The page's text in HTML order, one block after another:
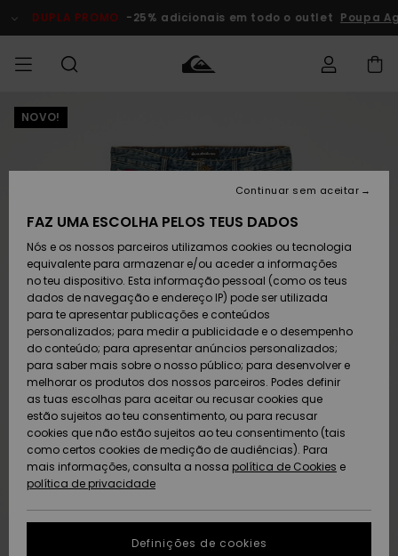
do
DUPLA PROMO -25% adicionais em todo o outlet Poupa
HOMEM
Calçado e
chinelos
Surfe/água
Snow
Artigos
recém-
chegados
Coleções
MENINO
Calçado e
chinelos
Surfe/água
Neve
Artigos
recém-
chegados
Highlights
MULHER
chegados
Highlights
Snow
SURF
Crianças
Highlights
Community
SNOW
Homem
Artigos
Criança
Snow Shop
Feminino
Highlights
Community
DUPLA
PROMO
Criança
Outlet
Mulher
AJUDA
Devoluções
Pagamento
Cartão
presente
Quiksilver
Freedom
Protecção de
dados
Guia de
tamanhos
SUSTAINABILITY
NOVO!
FAZ UMA ESCOLHA PELOS TEUS DADOS
Nós e os nossos parceiros utilizamos cookies ou tecnologia
equivalente para armazenar e/ou aceder a informações
no teu dispositivo. Esta informação pessoal (como os teus
dados de navegação e endereço IP) pode ser utilizada
para te apresentar publicações e conteúdos
personalizados; para medir a publicidade e o desempenho
do conteúdo; para apresentar anúncios personalizados;
para saber mais sobre o nosso público; para desenvolver e
melhorar os produtos dos nossos parceiros. Podes definir
as tuas escolhas para aceitar ou recusar cookies que
estão sujeitos ao teu consentimento, ou para recusar
cookies que não estão sujeitos ao teu consentimento (tais
como certos cookies de medição de audiências). Para
mais informações, consulta a nossa política de Cookies e
política de privacidade
Definições de cookies
Continuar sem aceitar